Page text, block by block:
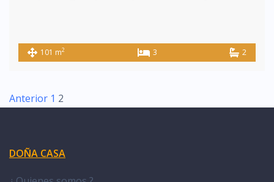
101 m2 3 2
Anterior 1 2
DOÑA CASA